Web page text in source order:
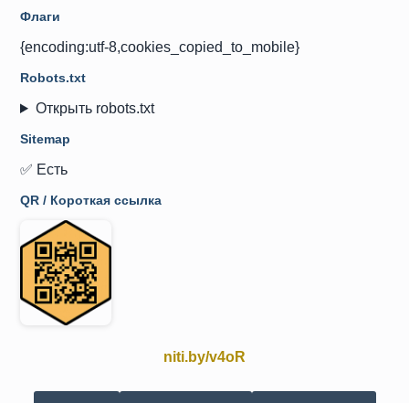
Флаги
{encoding:utf-8,cookies_copied_to_mobile}
Robots.txt
Открыть robots.txt
Sitemap
✅ Есть
QR / Короткая ссылка
niti.by/v4oR